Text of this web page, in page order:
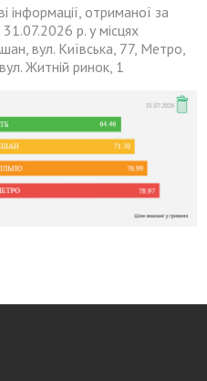
інформації, отриманої за
р. у місцях
вул. Київська, 77, Метро,
Житній ринок, 1